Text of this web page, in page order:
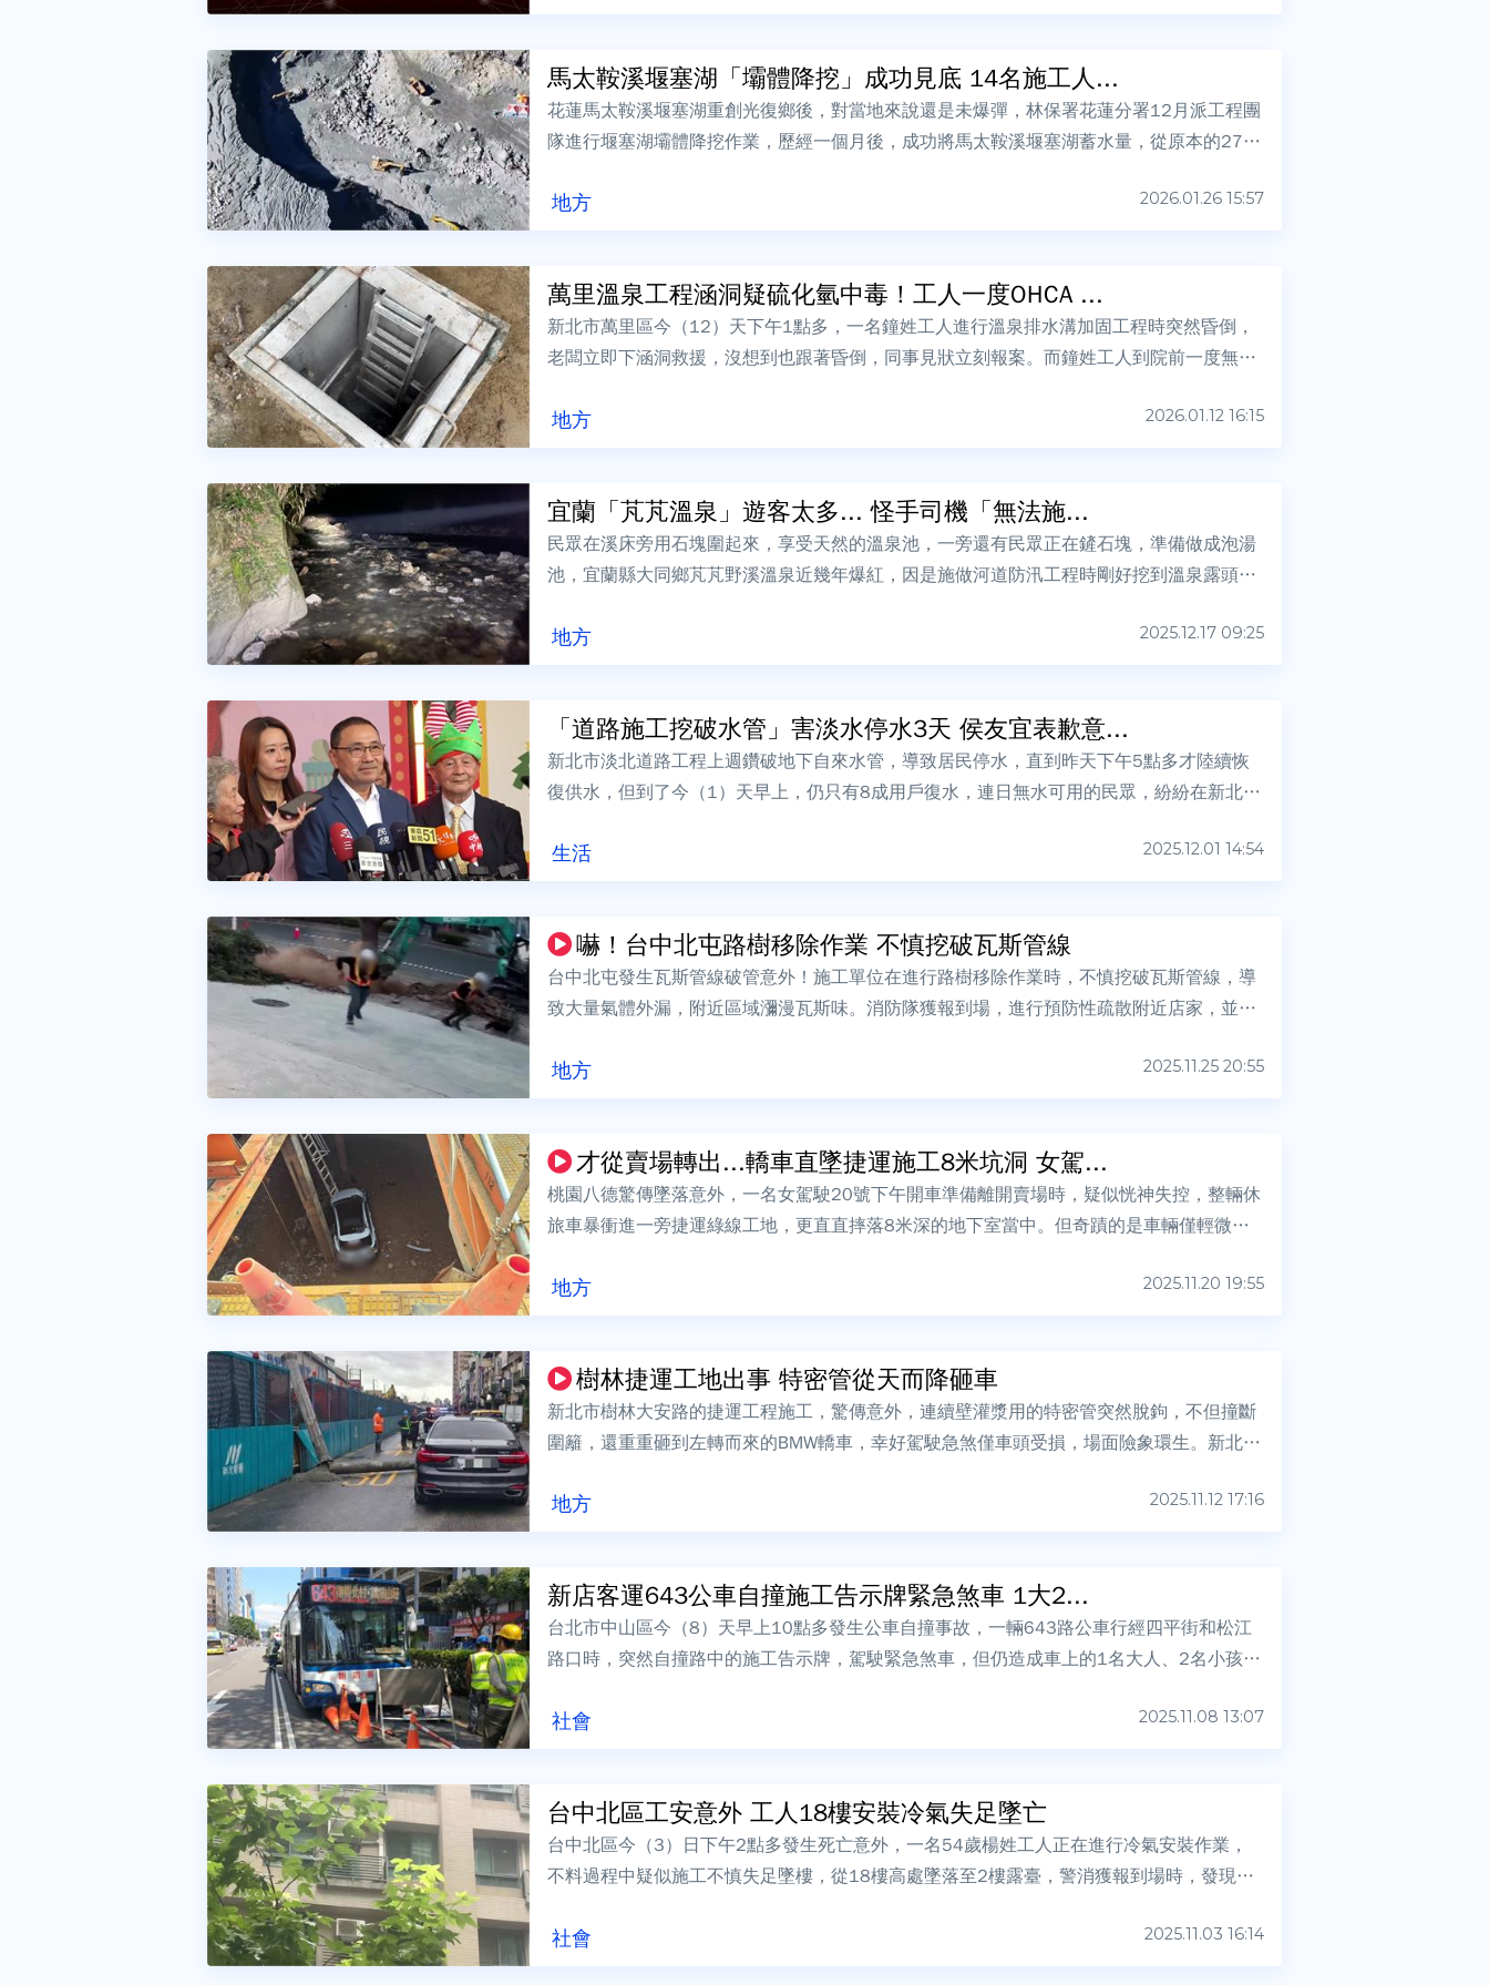
地方
馬太鞍溪堰塞湖「壩體降挖」成功見底 14名施工人...
2026.01.26 15:57
花蓮馬太鞍溪堰塞湖重創光復鄉後，對當地來說還是未爆彈，林保署花蓮分署12月派工程團
隊進行堰塞湖壩體降挖作業，歷經一個月後，成功將馬太鞍溪堰塞湖蓄水量，從原本的27.9
地方
萬里溫泉工程涵洞疑硫化氫中毒！工人一度OHCA ...
2026.01.12 16:15
新北市萬里區今（12）天下午1點多，一名鐘姓工人進行溫泉排水溝加固工程時突然昏倒，
老闆立即下涵洞救援，沒想到也跟著昏倒，同事見狀立刻報案。而鐘姓工人到院前一度無呼
地方
宜蘭「芃芃溫泉」遊客太多... 怪手司機「無法施...
2025.12.17 09:25
民眾在溪床旁用石塊圍起來，享受天然的溫泉池，一旁還有民眾正在鏟石塊，準備做成泡湯
池，宜蘭縣大同鄉芃芃野溪溫泉近幾年爆紅，因是施做河道防汛工程時剛好挖到溫泉露頭，
生活
「道路施工挖破水管」害淡水停水3天 侯友宜表歉意...
2025.12.01 14:54
新北市淡北道路工程上週鑽破地下自來水管，導致居民停水，直到昨天下午5點多才陸續恢
復供水，但到了今（1）天早上，仍只有8成用戶復水，連日無水可用的民眾，紛紛在新北市
地方
嚇！台中北屯路樹移除作業 不慎挖破瓦斯管線
2025.11.25 20:55
台中北屯發生瓦斯管線破管意外！施工單位在進行路樹移除作業時，不慎挖破瓦斯管線，導
致大量氣體外漏，附近區域瀰漫瓦斯味。消防隊獲報到場，進行預防性疏散附近店家，並灑
地方
才從賣場轉出...轎車直墜捷運施工8米坑洞 女駕...
2025.11.20 19:55
桃園八德驚傳墜落意外，一名女駕駛20號下午開車準備離開賣場時，疑似恍神失控，整輛休
旅車暴衝進一旁捷運綠線工地，更直直摔落8米深的地下室當中。但奇蹟的是車輛僅輕微受
地方
樹林捷運工地出事 特密管從天而降砸車
2025.11.12 17:16
新北市樹林大安路的捷運工程施工，驚傳意外，連續壁灌漿用的特密管突然脫鉤，不但撞斷
圍籬，還重重砸到左轉而來的BMW轎車，幸好駕駛急煞僅車頭受損，場面險象環生。新北市
社會
新店客運643公車自撞施工告示牌緊急煞車 1大2...
2025.11.08 13:07
台北市中山區今（8）天早上10點多發生公車自撞事故，一輛643路公車行經四平街和松江
路口時，突然自撞路中的施工告示牌，駕駛緊急煞車，但仍造成車上的1名大人、2名小孩受
社會
台中北區工安意外 工人18樓安裝冷氣失足墜亡
2025.11.03 16:14
台中北區今（3）日下午2點多發生死亡意外，一名54歲楊姓工人正在進行冷氣安裝作業，
不料過程中疑似施工不慎失足墜樓，從18樓高處墜落至2樓露臺，警消獲報到場時，發現工